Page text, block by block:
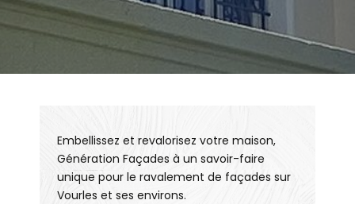
Embellissez et revalorisez votre maison,
Génération Façades à un savoir-faire
unique pour le ravalement de façades sur
Vourles et ses environs.